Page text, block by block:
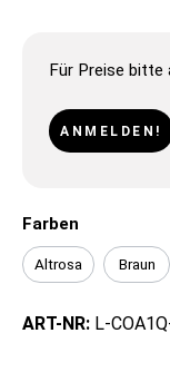
Für Preise bitte
ANMELDEN!
Farben
Altrosa Braun
ART-NR: L-